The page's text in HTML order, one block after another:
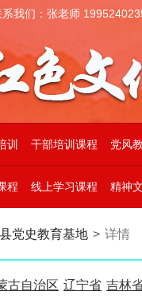
我们：张老师
训 干部培训课程 党风
程 线上学习课程 精神
党史教育基地 > 详情
古自治区 辽宁省 吉林